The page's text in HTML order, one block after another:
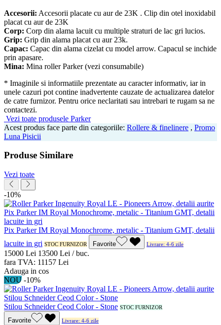
Accesorii: Accesorii placate cu aur de 23K . Clip din otel inoxidabil
placat cu aur de 23K
Corp: Corp din alama lacuit cu multiple straturi de lac gri lucios.
Grip: Grip din alama placat cu aur 23k.
Capac: Capac din alama cizelat cu model arrow. Capacul se inchide
prin apasare.
Mina: Mina roller Parker (vezi consumabile)
* Imaginile si informatiile prezentate au caracter informativ, iar in
unele cazuri pot contine inadvertente cauzate de actualizarea datelor
de catre furnizor. Pentru orice neclaritati sau intrebari te rugam sa ne
contactezi.
Vezi toate produsele Parker
Acest produs face parte din categoriile: Rollere & finelinere , Promo
Luna Pisicii
Produse Similare
Vezi toate
-10%
Pix Parker IM Royal Monochrome, metalic - Titanium GMT, detalii
lacuite in gri STOC FURNIZOR Favorite Livrare: 4-6 zile
15000 Lei 13500 Lei / buc.
fara TVA: 111 57 Lei
Adauga in cos
NOU -10%
Stilou Schneider Ceod Color - Stone STOC FURNIZOR
Favorite Livrare: 4-6 zile